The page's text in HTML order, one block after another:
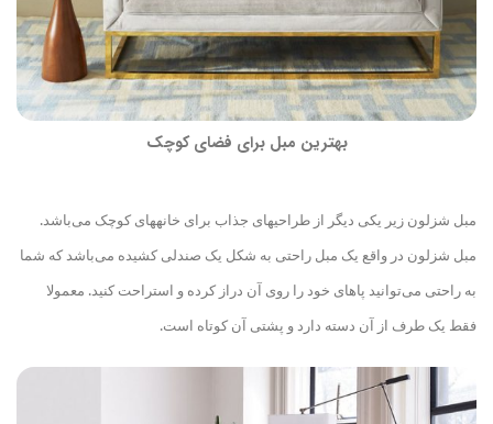
بهترین مبل برای فضای کوچک
مبل شزلون زیر یکی دیگر از طراحیهای جذاب برای خانههای کوچک می‌باشد.
مبل شزلون در واقع یک مبل راحتی به شکل یک صندلی کشیده می‌باشد که شما
به راحتی می‌توانید پاهای خود را روی آن دراز کرده و استراحت کنید. معمولا
فقط یک طرف از آن دسته دارد و پشتی آن کوتاه است.